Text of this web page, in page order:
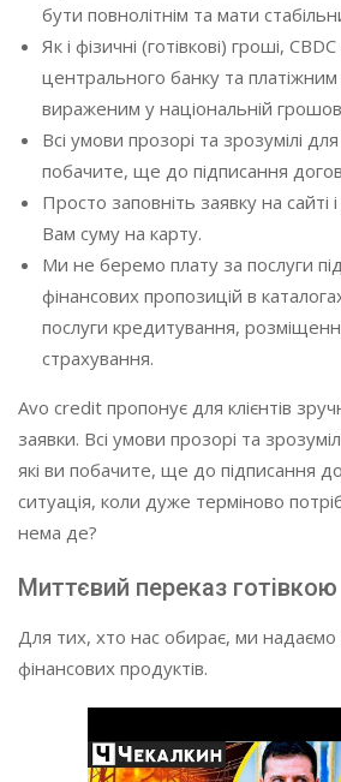
бути повнолітнім та мати
Як і фізичні (готівкові) гроші,
центрального банку та
вираженим у національній
Всі умови прозорі та зрозумілі
побачите, ще до підписання
Просто заповніть заявку на сайті
Вам суму на карту.
Ми не беремо плату за послуги
фінансових пропозицій в
послуги кредитування,
страхування.
Avo credit пропонує для клієнтів
заявки. Всі умови прозорі та
які ви побачите, ще до підписання
ситуація, коли дуже терміново
нема де?
Миттєвий переказ готівкою
Для тих, хто нас обирає, ми надаємо
фінансових продуктів.